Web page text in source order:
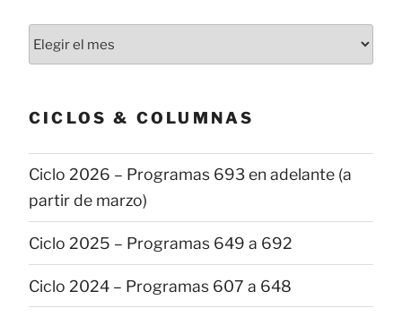
Todas
las
CICLOS & COLUMNAS
Ciclo 2026 – Programas 693 en adelante (a
partir de marzo)
Ciclo 2025 – Programas 649 a 692
Ciclo 2024 – Programas 607 a 648